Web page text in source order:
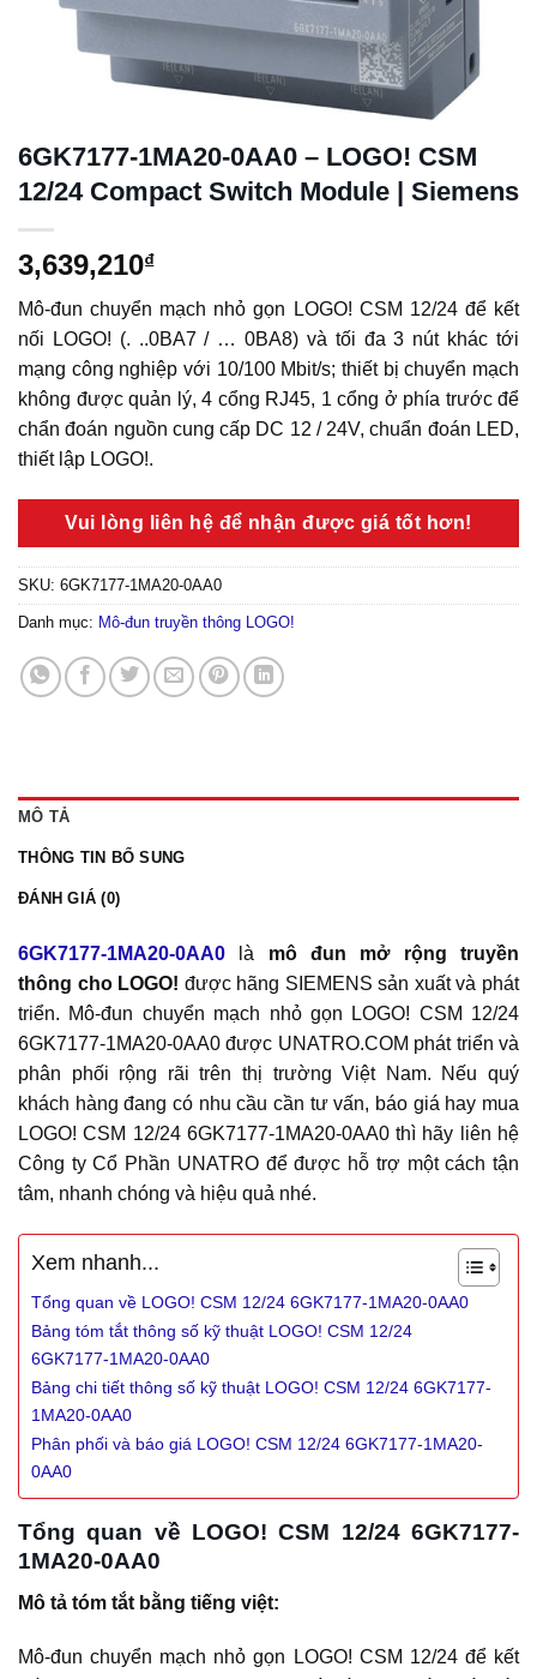
6GK7177-1MA20-0AA0 – LOGO! CSM
12/24 Compact Switch Module | Siemens
3,639,210₫
Mô-đun chuyển mạch nhỏ gọn LOGO! CSM 12/24 để kết
nối LOGO! (. ..0BA7 / … 0BA8) và tối đa 3 nút khác tới
mạng công nghiệp với 10/100 Mbit/s; thiết bị chuyển mạch
không được quản lý, 4 cổng RJ45, 1 cổng ở phía trước để
chẩn đoán nguồn cung cấp DC 12 / 24V, chuẩn đoán LED,
thiết lập LOGO!.
Vui lòng liên hệ để nhận được giá tốt hơn!
SKU: 6GK7177-1MA20-0AA0
Danh mục: Mô-đun truyền thông LOGO!
MÔ TẢ
THÔNG TIN BỔ SUNG
ĐÁNH GIÁ (0)
6GK7177-1MA20-0AA0 là mô đun mở rộng truyền
thông cho LOGO! được hãng SIEMENS sản xuất và phát
triển. Mô-đun chuyển mạch nhỏ gọn LOGO! CSM 12/24
6GK7177-1MA20-0AA0 được UNATRO.COM phát triển và
phân phối rộng rãi trên thị trường Việt Nam. Nếu quý
khách hàng đang có nhu cầu cần tư vấn, báo giá hay mua
LOGO! CSM 12/24 6GK7177-1MA20-0AA0 thì hãy liên hệ
Công ty Cổ Phần UNATRO để được hỗ trợ một cách tận
tâm, nhanh chóng và hiệu quả nhé.
Xem nhanh...
Tổng quan về LOGO! CSM 12/24 6GK7177-1MA20-0AA0
Bảng tóm tắt thông số kỹ thuật LOGO! CSM 12/24
6GK7177-1MA20-0AA0
Bảng chi tiết thông số kỹ thuật LOGO! CSM 12/24 6GK7177-
1MA20-0AA0
Phân phối và báo giá LOGO! CSM 12/24 6GK7177-1MA20-
0AA0
Tổng quan về LOGO! CSM 12/24 6GK7177-
1MA20-0AA0
Mô tả tóm tắt bằng tiếng việt:
Mô-đun chuyển mạch nhỏ gọn LOGO! CSM 12/24 để kết